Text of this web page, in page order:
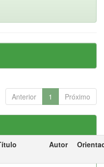
Anterior 1 Próximo
Autor